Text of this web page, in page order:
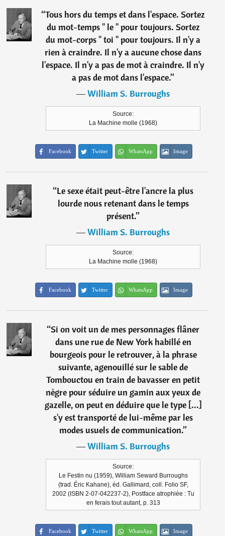
“Tous hors du temps et dans l'espace. Sortez
du mot-temps " le " pour toujours. Sortez
du mot-corps " toi " pour toujours. Il n'y a
rien à craindre. Il n'y a aucune chose dans
l'espace. Il n'y a pas de mot à craindre. Il n'y
a pas de mot dans l'espace.”
―William S. Burroughs
Source:
La Machine molle (1968)
Facebook Twitter WhatsApp Image
“Le sexe était peut-être l'ancre la plus
lourde nous retenant dans le temps
présent.”
―William S. Burroughs
Source:
La Machine molle (1968)
Facebook Twitter WhatsApp Image
“Si on voit un de mes personnages flâner
dans une rue de New York habillé en
bourgeois pour le retrouver, à la phrase
suivante, agenouillé sur le sable de
Tombouctou en train de bavasser en petit
nègre pour séduire un gamin aux yeux de
gazelle, on peut en déduire que le type [...]
s'y est transporté de lui-même par les
modes usuels de communication.”
―William S. Burroughs
Source:
Le Festin nu (1959), William Seward Burroughs
(trad. Éric Kahane), éd. Gallimard, coll. Folio SF,
2002 (ISBN 2-07-042237-2), Postface atrophiée : Tu
en ferais tout autant, p. 313
Facebook Twitter WhatsApp Image